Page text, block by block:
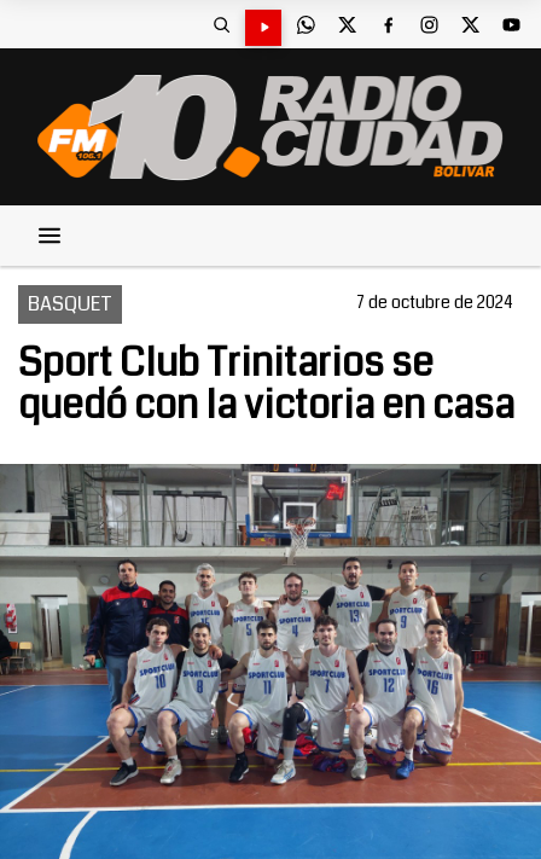
BASQUET 7 de octubre de 2024
Sport Club Trinitarios se
quedó con la victoria en casa